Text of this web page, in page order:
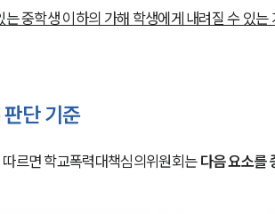
는 중학생 이하의 가해 학생에게 내려질 수 있
단 기준
르면 학교폭력대책심의위원회는 다음 요소를